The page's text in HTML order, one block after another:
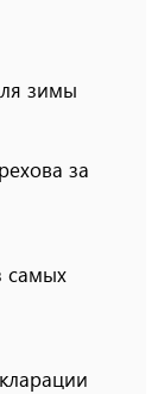
зимы
за
самых